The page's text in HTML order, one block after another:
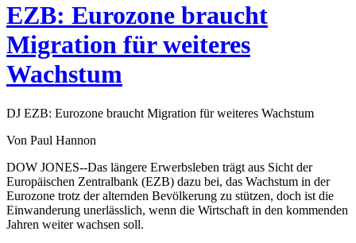
EZB: Eurozone braucht
Migration für weiteres
Wachstum
DJ EZB: Eurozone braucht Migration für weiteres Wachstum
Von Paul Hannon
DOW JONES--Das längere Erwerbsleben trägt aus Sicht der
Europäischen Zentralbank (EZB) dazu bei, das Wachstum in der
Eurozone trotz der alternden Bevölkerung zu stützen, doch ist die
Einwanderung unerlässlich, wenn die Wirtschaft in den kommenden
Jahren weiter wachsen soll.